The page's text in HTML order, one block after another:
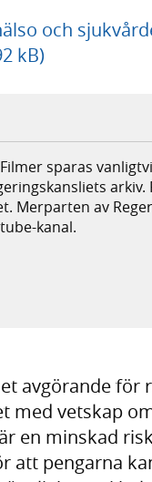
och
kB)
sparas
Merparten av
kanal.
avgörande för
med vetskap
en minskad
att pengarna